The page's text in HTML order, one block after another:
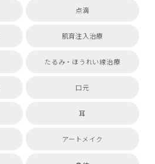
点滴
肌育注入治療
たるみ・ほうれい線治療
口元
耳
アートメイク